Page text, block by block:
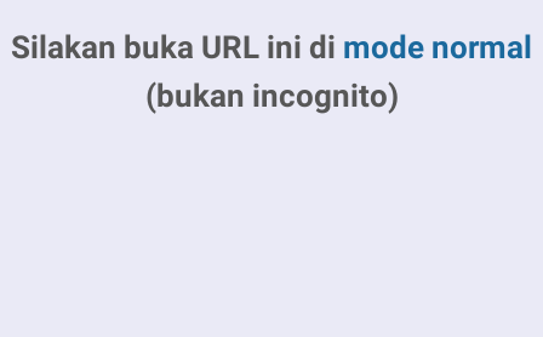
Silakan buka URL ini di mode normal
(bukan incognito)